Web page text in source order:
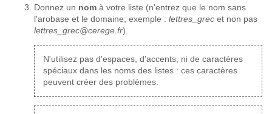
Donnez un nom à votre liste (n'entrez que le nom sans
l'arobase et le domaine; exemple : lettres_grec et non pas
lettres_grec@cerege.fr).
N'utilisez pas d'espaces, d'accents, ni de caractères
spéciaux dans les noms des listes : ces caractères
peuvent créer des problèmes.